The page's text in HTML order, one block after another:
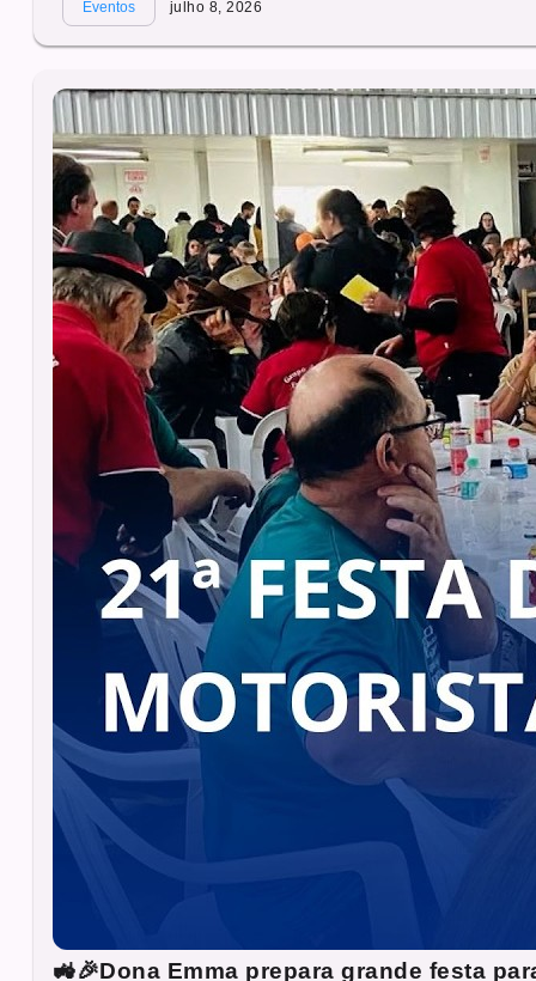
Eventos julho 8, 2026
🚜🎉Dona Emma prepara grande festa